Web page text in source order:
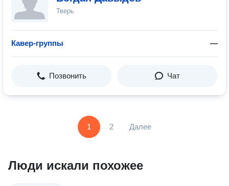
Тверь
Кавер-группы —
Позвонить Чат
1 2 Далее
Люди искали похожее